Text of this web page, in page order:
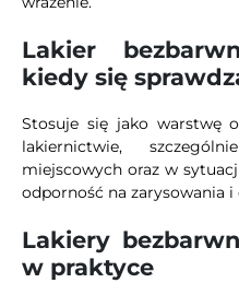
Lakier
kiedy się
Stosuje się jako warstwę
lakiernictwie,
miejscowych oraz w
odporność na zarysowania i
Lakiery
w praktyce